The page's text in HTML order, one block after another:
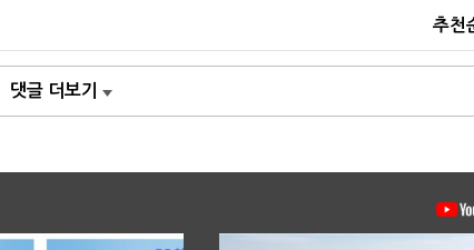
추천
댓글 더보기